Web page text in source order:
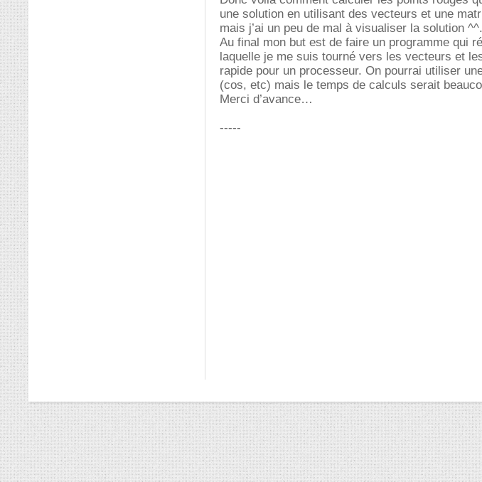
une solution en utilisant des vecteurs et une
mais j’ai un peu de mal à visualiser la solution ^^.
Au final mon but est de faire un programme qui
laquelle je me suis tourné vers les vecteurs et
rapide pour un processeur. On pourrai utiliser
(cos, etc) mais le temps de calculs serait
Merci d’avance
-----